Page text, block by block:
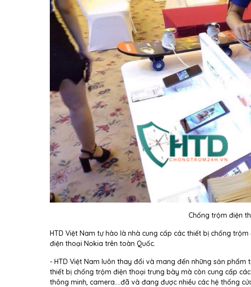
Chống trộm điện
HTD Việt Nam tự hào là nhà cung cấp các thiết bị chống
điện thoại Nokia trên toàn Quốc.
- HTD Việt Nam luôn thay đổi và mang đến những sản
thiết bị chống trộm điện thoại trưng bày mà còn cung cấp
thông minh, camera....đã và đang được nhiều các hệ thống